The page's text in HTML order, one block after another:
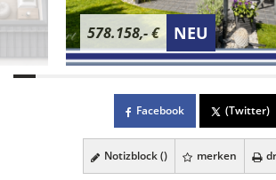
578.158,- € NEU
Facebook (Twitter)
Notizblock () merken